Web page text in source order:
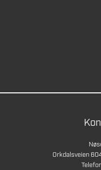
Orkdalsveien